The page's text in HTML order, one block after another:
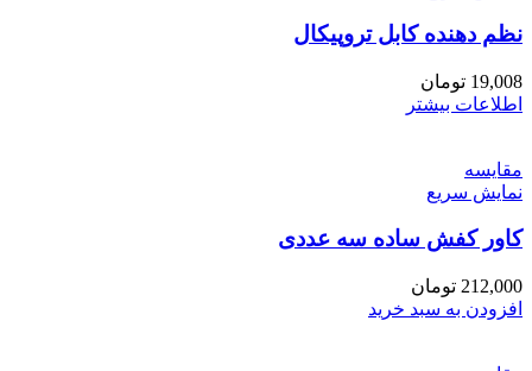
نظم دهنده کابل تروپیکال
19,008 تومان
اطلاعات بیشتر
مقايسه
نمایش سریع
کاور کفش ساده سه عددی
212,000 تومان
افزودن به سبد خرید